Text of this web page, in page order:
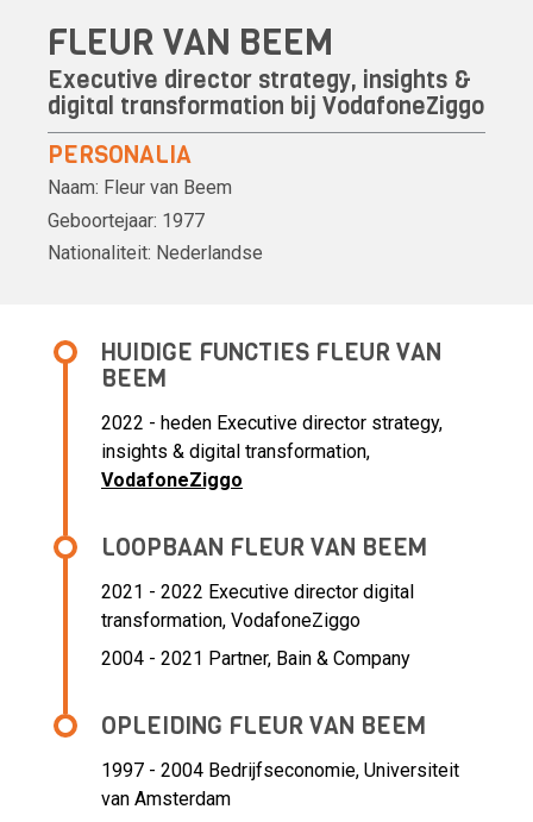
FLEUR VAN BEEM
Executive director strategy, insights &
digital transformation bij VodafoneZiggo
PERSONALIA
Naam: Fleur van Beem
Geboortejaar: 1977
Nationaliteit: Nederlandse
HUIDIGE FUNCTIES FLEUR VAN
BEEM
2022 - heden Executive director strategy,
insights & digital transformation,
VodafoneZiggo
LOOPBAAN FLEUR VAN BEEM
2021 - 2022 Executive director digital
transformation, VodafoneZiggo
2004 - 2021 Partner, Bain & Company
OPLEIDING FLEUR VAN BEEM
1997 - 2004 Bedrijfseconomie, Universiteit
van Amsterdam